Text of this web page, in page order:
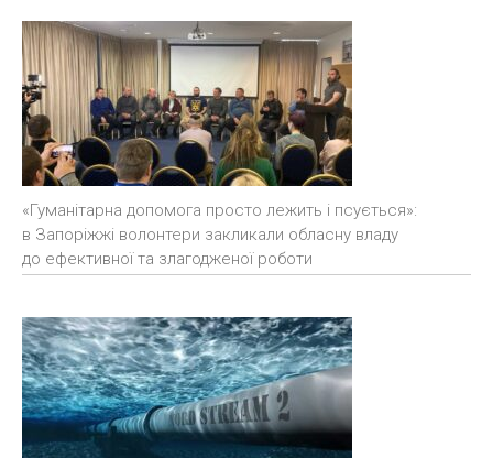
«Гуманітарна допомога просто лежить і псується»:
в Запоріжжі волонтери закликали обласну владу
до ефективної та злагодженої роботи